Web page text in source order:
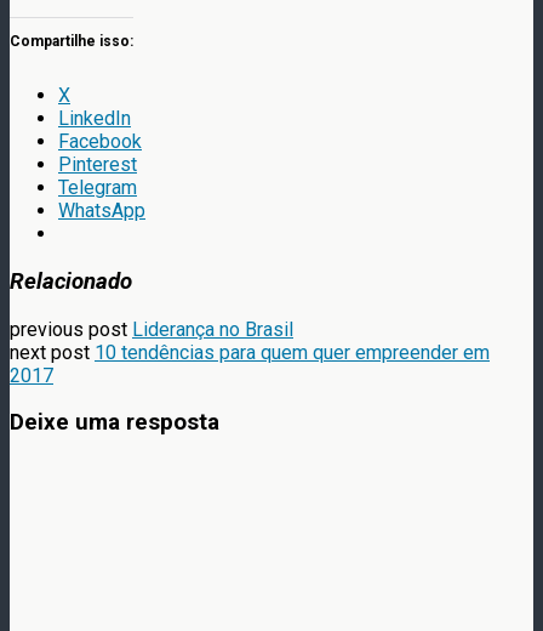
Compartilhe isso:
X
LinkedIn
Facebook
Pinterest
Telegram
WhatsApp
Relacionado
previous post Liderança no Brasil
next post 10 tendências para quem quer empreender em
2017
Deixe uma resposta